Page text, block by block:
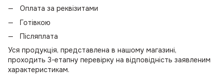
Оплата за реквізитами
Готівкою
Післяплата
Уся продукція, представлена в нашому магазині,
проходить 3-етапну перевірку на відповідність заявленим
характеристикам.